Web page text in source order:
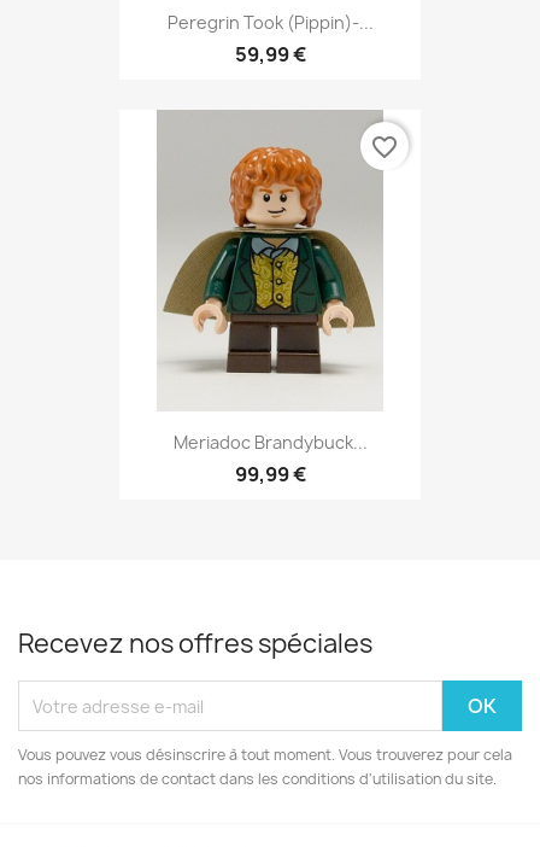
Peregrin Took (Pippin)-...
59,99 €
Meriadoc Brandybuck...
99,99 €
favorite_border
Recevez nos offres spéciales
Vous pouvez vous désinscrire à tout moment. Vous trouverez pour cela
nos informations de contact dans les conditions d'utilisation du site.